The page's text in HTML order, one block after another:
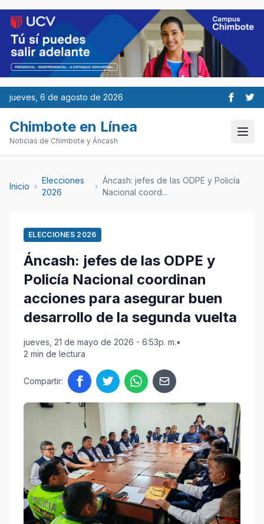
jueves, 6 de agosto de 2026
Chimbote en Línea
Noticias de Chimbote y Áncash
Inicio ›
Elecciones
2026
›
Áncash: jefes de las ODPE y Policía
Nacional coord...
ELECCIONES 2026
Áncash: jefes de las ODPE y
Policía Nacional coordinan
acciones para asegurar buen
desarrollo de la segunda vuelta
jueves, 21 de mayo de 2026 - 6:53p. m.•
2 min de lectura
Compartir: